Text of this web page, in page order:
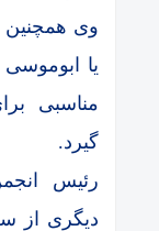
وی همچنین
یا
مناسبی
گیرد.
رئیس
دیگری از